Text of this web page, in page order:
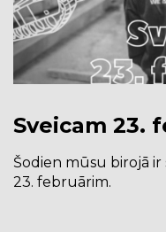
Sveicam 23.
Šodien mūsu birojā
23. februārim.